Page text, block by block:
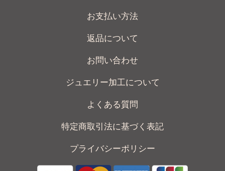
お支払い方法
返品について
お問い合わせ
ジュエリー加工について
よくある質問
特定商取引法に基づく表記
プライバシーポリシー